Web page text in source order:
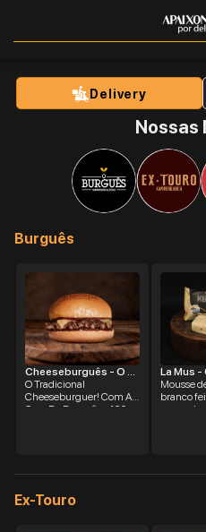
Delivery
Nossas
Burguês
Cheeseburguês - O ...
O Tradicional
Cheeseburguer! Com A
Cara Do Burguês - 120g
La Mus -
Mousse
branco
com
Ex-Touro